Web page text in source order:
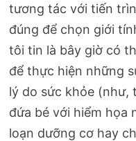
tương tác với tiến
đúng để chọn giới
tôi tin là bây giờ có
để thực hiện những
lý do sức khỏe (như,
đứa bé với hiểm họa
loạn dưỡng cơ hay